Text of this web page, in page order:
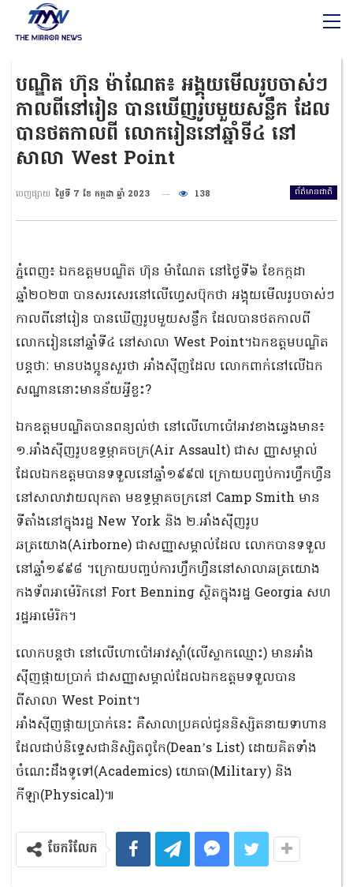
បណ្ឌិត ហ៊ុន ម៉ាណែត៖ អង្គុយមើលរូបចាស់ៗ
កាលពីនៅរៀន បានឃើញរូបមួយសន្លឹក ដែល
បានថតកាលពី លោករៀននៅឆ្នាំទី៤ នៅ
សាលា West Point
ព័ត៌មានជាតិ
ចេញផ្សាយ ថ្ងៃទី 7 ខែ កក្កដា ឆ្នាំ 2023 138
ភ្នំពេញ៖ ឯកឧត្តមបណ្ឌិត ហ៊ុន ម៉ាណែត នៅថ្ងៃទី៦ ខែកក្កដា
ឆ្នាំ២០២៣ បានសរសេរនៅលើហ្វេសប៊ុកថា អង្គុយមើលរូបចាស់ៗ
កាលពីនៅរៀន បានឃើញរូបមួយសន្លឹក ដែលបានថតកាលពី
លោករៀននៅឆ្នាំទី៤ នៅសាលា West Point។ឯកឧត្តមបណ្ឌិត
បន្តថាៈ មានបងប្អូនសួរថា អាំងស៊ីញដែល លោកពាក់នៅលើឯក
សណ្ឋាននោះមានន័យអ្វីខ្លះ?
ឯកឧត្តមបណ្ឌិតបានពន្យល់ថា នៅលើហោប៉ៅអាវខាងឆ្វេងមាន៖
១.អាំងស៊ីញរូបឧទ្ធម្ភាគចក្រ(Air Assault) ជាស ញ្ញាសម្គាល់​
ដែលឯកឧត្ដមបានទទួលនៅឆ្នាំ១៩៩៧ ក្រោយបញ្ចប់ការហ្វឹកហ្វឺន
នៅសាលាវាយលុកតា មឧទ្ធម្ភាគចក្រនៅ Camp Smith មាន
ទីតាំងនៅក្នុងរដ្ឋ New York និង ២.អាំងស៊ីញរូប
ឆត្រយោង(Airborne) ជាសញ្ញាសម្គាល់​ដែល លោកបានទទួល
នៅឆ្នាំ១៩៩៨ ។ក្រោយបញ្ចប់ការហ្វឹកហ្វឺននៅសាលាឆត្រយោង
កងទ័ពអាម៉េរិកនៅ Fort Benning ស្ថិតក្នុងរដ្ឋ Georgia សហ
រដ្ឋអាម៉េរិក។
លោកបន្តថា នៅលើហោប៉ៅអាវស្តាំ(លើស្លាកឈ្មោះ) មានអាំង
ស៊ីញផ្កាយប្រាក់ ជាសញ្ញាសម្គាល់ដែល​ឯកឧត្ដមទទួលបាន
ពីសាលា West Point។
អាំងស៊ីញផ្កាយប្រាក់នេះ គឺសាលាប្រគល់ជូន​និស្សិតនាយទាហាន​
ដែលជាប់និទ្ទេសជានិស្សិតពូកែ(Dean’s List) ដោយគិតទាំង
ចំណេះដឹងទូទៅ(Academics) យោធា(Military) និង
កីឡា(Physical)៕
ចែករំលែក